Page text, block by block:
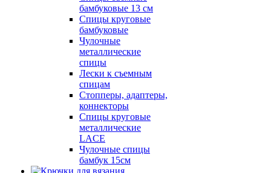
бамбуковые 13 см
Спицы круговые
бамбуковые
Чулочные
металлические
спицы
Лески к съемным
спицам
Стопперы, адаптеры,
коннекторы
Спицы круговые
металлические
LACE
Чулочные спицы
бамбук 15см